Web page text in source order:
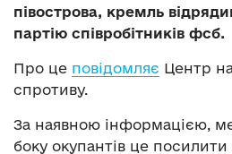
півострова, кремль
партію співробітників фсб.
Про це повідомляє Центр
спротиву.
За наявною інформацією,
боку окупантів це